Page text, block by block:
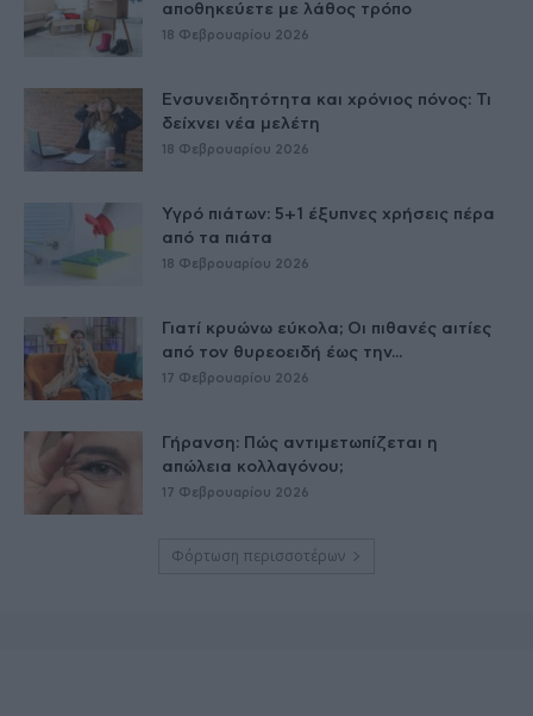
αποθηκεύετε με λάθος τρόπο
18 Φεβρουαρίου 2026
Ενσυνειδητότητα και χρόνιος πόνος: Τι
δείχνει νέα μελέτη
18 Φεβρουαρίου 2026
Υγρό πιάτων: 5+1 έξυπνες χρήσεις πέρα
από τα πιάτα
18 Φεβρουαρίου 2026
Γιατί κρυώνω εύκολα; Οι πιθανές αιτίες
από τον θυρεοειδή έως την...
17 Φεβρουαρίου 2026
Γήρανση: Πώς αντιμετωπίζεται η
απώλεια κολλαγόνου;
17 Φεβρουαρίου 2026
Φόρτωση περισσοτέρων